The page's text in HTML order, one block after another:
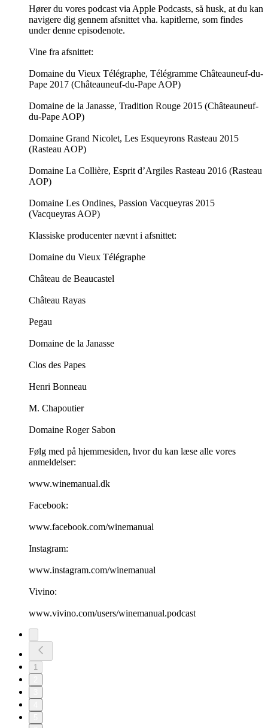
Hører du vores podcast via Apple Podcasts, så husk, at du kan
navigere dig gennem afsnittet vha. kapitlerne, som findes
under denne episodenote.
Vine fra afsnittet:
Domaine du Vieux Télégraphe, Télégramme Châteauneuf-du-
Pape 2017 (Châteauneuf-du-Pape AOP)
Domaine de la Janasse, Tradition Rouge 2015 (Châteauneuf-
du-Pape AOP)
Domaine Grand Nicolet, Les Esqueyrons Rasteau 2015
(Rasteau AOP)
Domaine La Collière, Esprit d’Argiles Rasteau 2016 (Rasteau
AOP)
Domaine Les Ondines, Passion Vacqueyras 2015
(Vacqueyras AOP)
Klassiske producenter nævnt i afsnittet:
Domaine du Vieux Télégraphe
Château de Beaucastel
Château Rayas
Pegau
Domaine de la Janasse
Clos des Papes
Henri Bonneau
M. Chapoutier
Domaine Roger Sabon
Følg med på hjemmesiden, hvor du kan læse alle vores
anmeldelser:
www.winemanual.dk
Facebook:
www.facebook.com/winemanual
Instagram:
www.instagram.com/winemanual
Vivino:
www.vivino.com/users/winemanual.podcast
1